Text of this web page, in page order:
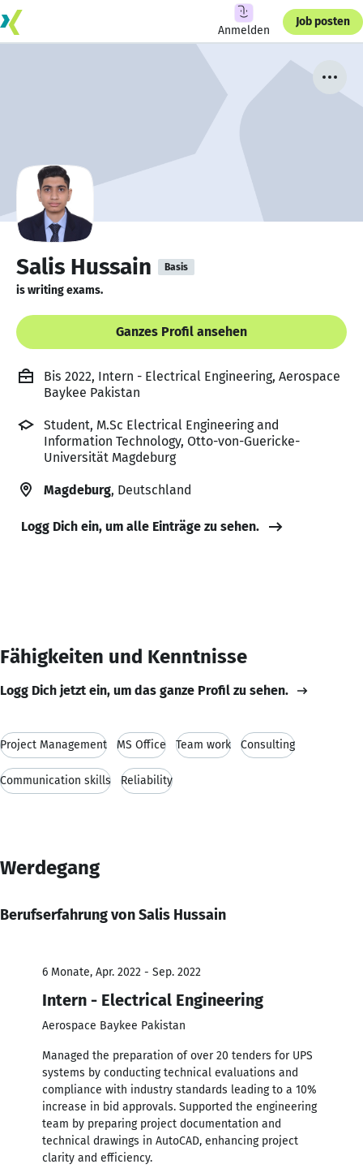
Anmelden
Job posten
Salis Hussain Basis
is writing exams.
Ganzes Profil ansehen
Bis 2022, Intern - Electrical Engineering, Aerospace
Baykee Pakistan
Student, M.Sc Electrical Engineering and
Information Technology, Otto-von-Guericke-
Universität Magdeburg
Magdeburg, Deutschland
Logg Dich ein, um alle Einträge zu sehen.
Fähigkeiten und Kenntnisse
Logg Dich jetzt ein, um das ganze Profil zu sehen.
Project Management MS Office Team work Consulting
Communication skills Reliability
Werdegang
Berufserfahrung von Salis Hussain
6 Monate, Apr. 2022 - Sep. 2022
Intern - Electrical Engineering
Aerospace Baykee Pakistan
Managed the preparation of over 20 tenders for UPS
systems by conducting technical evaluations and
compliance with industry standards leading to a 10%
increase in bid approvals. Supported the engineering
team by preparing project documentation and
technical drawings in AutoCAD, enhancing project
clarity and efficiency.